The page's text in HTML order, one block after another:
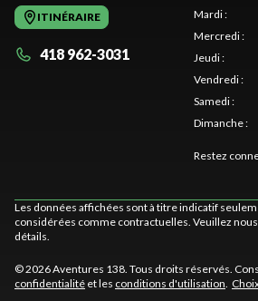
ITINÉRAIRE
418 962-3031
Mardi:
Mercredi:
Jeudi:
Vendredi:
Samedi:
Dimanche:
Restez
Les données affichées sont à titre indicatif
considérées comme contractuelles. Veuillez
détails.
© 2026 Aventures 138. Tous droits réservés.
confidentialité et les conditions d'utilisation